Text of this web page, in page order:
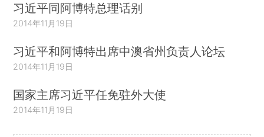
习近平同阿博特总理话别
2014年11月19日
习近平和阿博特出席中澳省州负责人论坛
2014年11月19日
国家主席习近平任免驻外大使
2014年11月19日